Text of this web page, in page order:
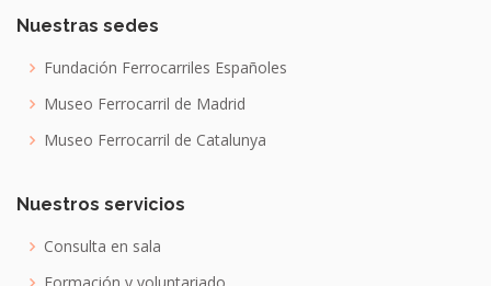
Nuestras sedes
Fundación Ferrocarriles Españoles
Museo Ferrocarril de Madrid
Museo Ferrocarril de Catalunya
Nuestros servicios
Consulta en sala